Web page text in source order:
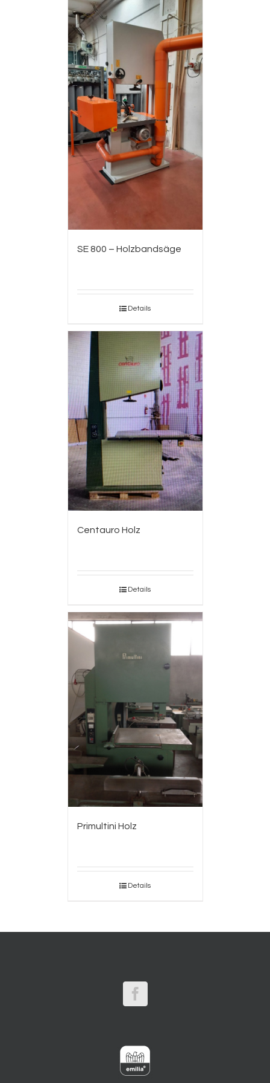
SE 800 – Holzbandsäge
Details
Centauro Holz
Details
Primultini Holz
Details